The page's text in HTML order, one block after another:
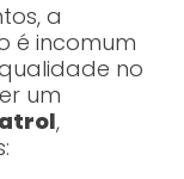
a
é incomum
no
um
,